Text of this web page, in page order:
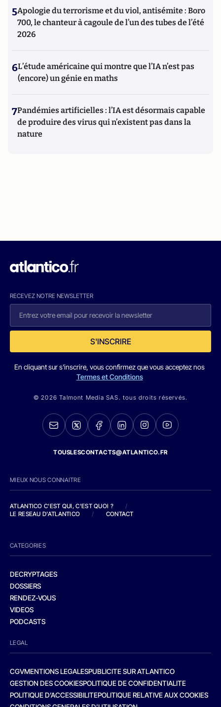
5Apologie du terrorisme et du viol, antisémite : Boro
700, le chanteur à cagoule de l’un des tubes de l’été
2026
6L’étude américaine qui montre que l’IA n’est pas
(encore) un génie en maths
7Pandémies artificielles : l’IA est désormais capable
de produire des virus qui n’existent pas dans la
nature
RECEVEZ NOTRE NEWSLETTER
S'INSCRIRE
En cliquant sur s'inscrire, vous confirmez que vous acceptez nos
Termes et Conditions
© 2026 Talmont Media SAS. tous droits réservés.
TOUSLESCONTACTS@ATLANTICO.FR
MIEUX NOUS CONNAITRE
ATLANTICO C'EST QUI, C'EST QUOI ?
/
LE RESEAU D'ATLANTICO
/ CONTACT
CATEGORIES
DECRYPTAGES
DOSSIERS
RENDEZ-VOUS
VIDEOS
PODCASTS
LEGAL
CGVMENTIONS LEGALESPUBLICITE SUR ATLANTICO
GESTION DES COOKIESPOLITIQUE DE CONFIDENTIALITE
POLITIQUE D’ACCESSIBILITEPOLITIQUE RELATIVE AUX COOKIES